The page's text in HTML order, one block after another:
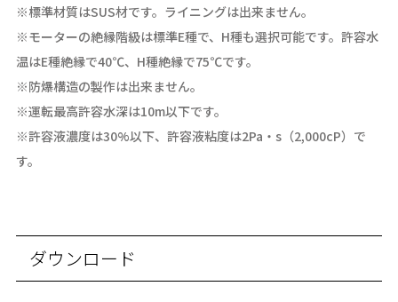
※標準材質はSUS材です。ライニングは出来ません。
※モーターの絶縁階級は標準E種で、H種も選択可能です。許容水
温はE種絶縁で40℃、H種絶縁で75℃です。
※防爆構造の製作は出来ません。
※運転最高許容水深は10m以下です。
※許容液濃度は30%以下、許容液粘度は2Pa・s（2,000cP）で
す。
ダウンロード